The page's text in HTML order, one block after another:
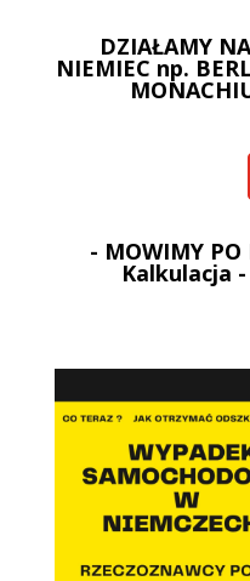
DZIAŁAMY
NIEMIEC np.
- MOWIMY PO
Kalkulacja